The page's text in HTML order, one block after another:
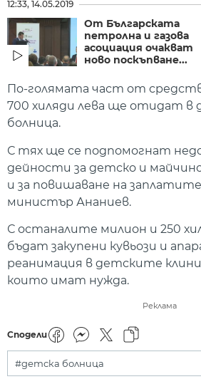
12:33, 14.05.2019
От Българската
петролна и газова
асоциация очакват
ново поскъпване...
По-голямата част от
700 хиляди лева ще отидат в
болница.
С тях ще се подпомогнат
дейности за детско и
и за повишаване на
министър Ананиев.
С останалите милион и 250
бъдат закупени кувьози и
реанимация в детските
които имат нужда.
Реклама
Сподели
#детска болница